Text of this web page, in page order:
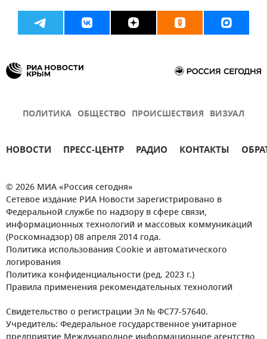
ПОЛИТИКА ОБЩЕСТВО ПРОИСШЕСТВИЯ ВИЗУАЛ
НОВОСТИ ПРЕСС-ЦЕНТР РАДИО КОНТАКТЫ
© 2026 МИА «Россия сегодня»
Сетевое издание РИА Новости зарегистрировано в
Федеральной службе по надзору в сфере связи,
информационных технологий и массовых коммуникаций
(Роскомнадзор) 08 апреля 2014 года.
Политика использования Cookie и автоматического
логирования
Политика конфиденциальности (ред. 2023 г.)
Правила применения рекомендательных технологий
Свидетельство о регистрации Эл № ФС77-57640.
Учредитель: Федеральное государственное унитарное